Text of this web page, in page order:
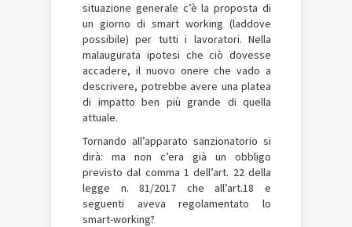
situazione generale c’è la proposta di
un giorno di smart working (laddove
possibile) per tutti i lavoratori. Nella
malaugurata ipotesi che ciò dovesse
accadere, il nuovo onere che vado a
descrivere, potrebbe avere una platea
di impatto ben più grande di quella
attuale.
Tornando all’apparato sanzionatorio si
dirà: ma non c’era già un obbligo
previsto dal comma 1 dell’art. 22 della
legge n. 81/2017 che all’art.18 e
seguenti aveva regolamentato lo
smart-working?